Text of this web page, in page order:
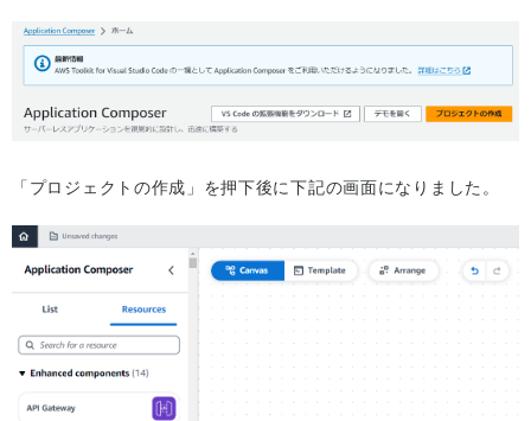
「プロジェクトの作成」を押下後に下記の画面になりました。